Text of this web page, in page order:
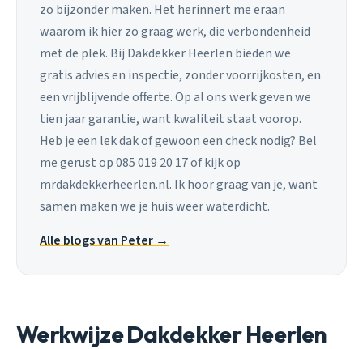
zo bijzonder maken. Het herinnert me eraan
waarom ik hier zo graag werk, die verbondenheid
met de plek. Bij Dakdekker Heerlen bieden we
gratis advies en inspectie, zonder voorrijkosten, en
een vrijblijvende offerte. Op al ons werk geven we
tien jaar garantie, want kwaliteit staat voorop.
Heb je een lek dak of gewoon een check nodig? Bel
me gerust op 085 019 20 17 of kijk op
mrdakdekkerheerlen.nl. Ik hoor graag van je, want
samen maken we je huis weer waterdicht.
Alle blogs van Peter →
Werkwijze Dakdekker Heerlen